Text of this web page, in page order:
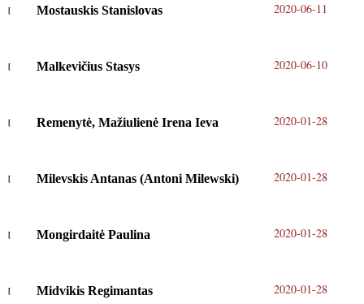
Mostauskis Stanislovas 2020-06-11
Malkevičius Stasys 2020-06-10
Remenytė, Mažiulienė Irena Ieva 2020-01-28
Milevskis Antanas (Antoni Milewski) 2020-01-28
Mongirdaitė Paulina 2020-01-28
Midvikis Regimantas 2020-01-28